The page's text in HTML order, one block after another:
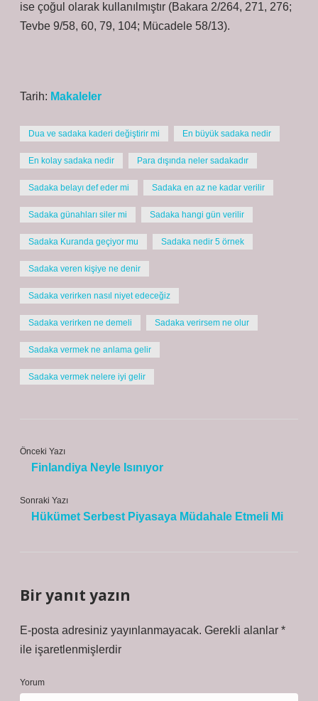
ise çoğul olarak kullanılmıştır (Bakara 2/264, 271, 276;
Tevbe 9/58, 60, 79, 104; Mücadele 58/13).
Tarih: Makaleler
Dua ve sadaka kaderi değiştirir mi En büyük sadaka nedir
En kolay sadaka nedir Para dışında neler sadakadır
Sadaka belayı def eder mi Sadaka en az ne kadar verilir
Sadaka günahları siler mi Sadaka hangi gün verilir
Sadaka Kuranda geçiyor mu Sadaka nedir 5 örnek
Sadaka veren kişiye ne denir
Sadaka verirken nasıl niyet edeceğiz
Sadaka verirken ne demeli Sadaka verirsem ne olur
Sadaka vermek ne anlama gelir
Sadaka vermek nelere iyi gelir
Önceki Yazı
Finlandiya Neyle Isınıyor
Sonraki Yazı
Hükümet Serbest Piyasaya Müdahale Etmeli Mi
Bir yanıt yazın
E-posta adresiniz yayınlanmayacak. Gerekli alanlar *
ile işaretlenmişlerdir
Yorum